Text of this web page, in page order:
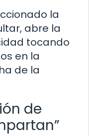
la
abre la
tocando
en la
de la
de